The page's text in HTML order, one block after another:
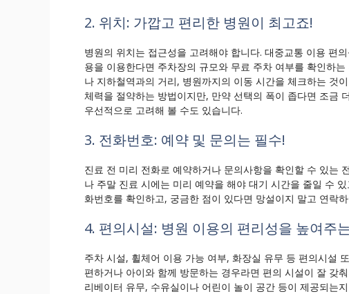
2. 위치: 가깝고 편리한 병원이 최고죠!
병원의 위치는 접근성을 고려해야 합니다. 대중교통 이용 편
용을 이용한다면 주차장의 규모와 무료 주차 여부를 확인하
나 지하철역과의 거리, 병원까지의 이동 시간을 체크하는 것
체력을 절약하는 방법이지만, 만약 선택의 폭이 좁다면 조금
우선적으로 고려해 볼 수도 있습니다.
3. 전화번호: 예약 및 문의는 필수!
진료 전 미리 전화로 예약하거나 문의사항을 확인할 수 있는
나 주말 진료 시에는 미리 예약을 해야 대기 시간을 줄일 수
화번호를 확인하고, 궁금한 점이 있다면 망설이지 말고 연락
4. 편의시설: 병원 이용의 편리성을 높여주
주차 시설, 휠체어 이용 가능 여부, 화장실 유무 등 편의시설
편하거나 아이와 함께 방문하는 경우라면 편의 시설이 잘 갖
리베이터 유무, 수유실이나 어린이 놀이 공간 등이 제공되는